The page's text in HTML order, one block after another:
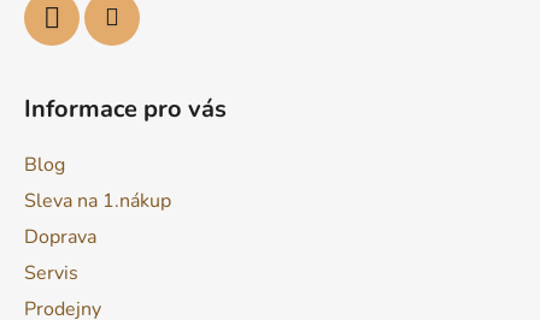
Informace pro vás
Blog
Sleva na 1.nákup
Doprava
Servis
Prodejny